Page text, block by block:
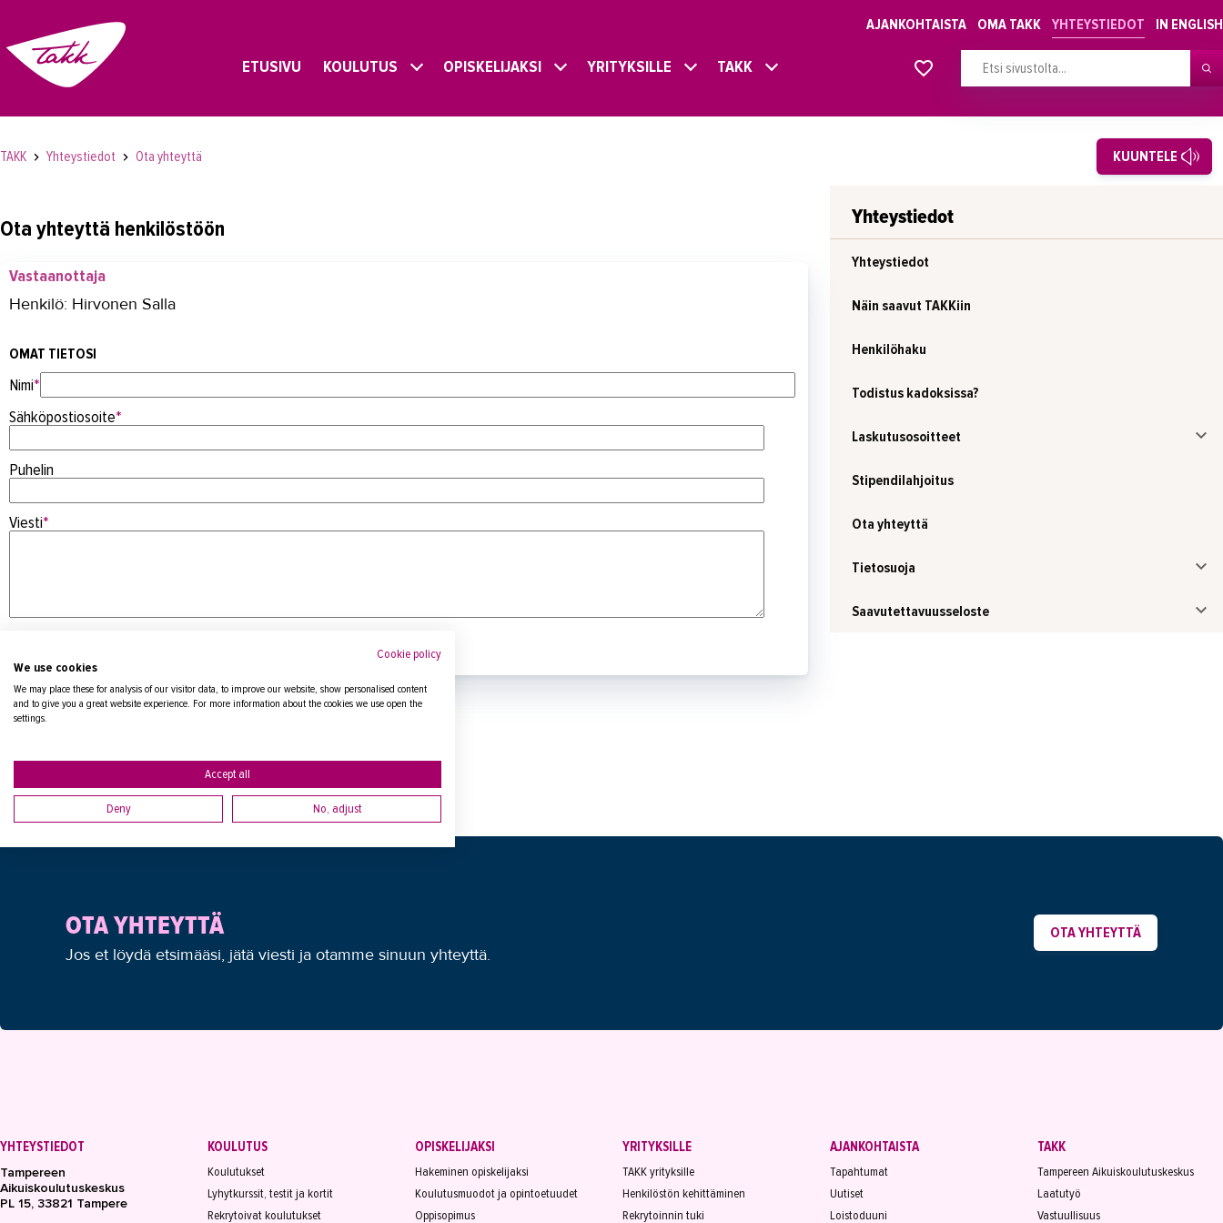
AJANKOHTAISTA OMA TAKK YHTEYSTIEDOT IN ENGLISH
ETUSIVU KOULUTUS OPISKELIJAKSI YRITYKSILLE TAKK
TAKK Yhteystiedot Ota yhteyttä KUUNTELE
Ota yhteyttä henkilöstöön
Vastaanottaja
Henkilö: Hirvonen Salla
OMAT TIETOSI
Nimi*
Sähköpostiosoite*
Puhelin
Viesti*
Tietosuojaseloste
Yhteystiedot
Yhteystiedot
Näin saavut TAKKiin
Henkilöhaku
Todistus kadoksissa?
Laskutusosoitteet
Stipendilahjoitus
Ota yhteyttä
Tietosuoja
Saavutettavuusseloste
OTA YHTEYTTÄ
Jos et löydä etsimääsi, jätä viesti ja otamme sinuun yhteyttä.
OTA YHTEYTTÄ
YHTEYSTIEDOT
Tampereen
Aikuiskoulutuskeskus
PL 15, 33821 Tampere
KOULUTUS
Koulutukset
Lyhytkurssit, testit ja kortit
Rekrytoivat koulutukset
OPISKELIJAKSI
Hakeminen opiskelijaksi
Koulutusmuodot ja opintoetuudet
Oppisopimus
YRITYKSILLE
TAKK yrityksille
Henkilöstön kehittäminen
Rekrytoinnin tuki
AJANKOHTAISTA
Tapahtumat
Uutiset
Loistoduuni
TAKK
Tampereen Aikuiskoulutuskeskus
Laatutyö
Vastuullisuus
Alkavat koulutukset osiosta
Cookie policy
We use cookies
We may place these for analysis of our visitor data, to improve our website, show personalised content
and to give you a great website experience. For more information about the cookies we use open the
settings.
Accept all
Deny No, adjust